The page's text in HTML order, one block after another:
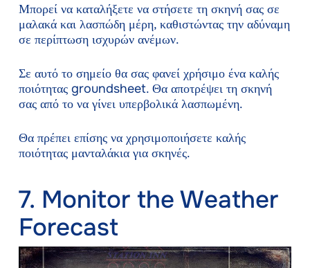
Μπορεί να καταλήξετε να στήσετε τη σκηνή σας σε
μαλακά και λασπώδη μέρη, καθιστώντας την αδύναμη
σε περίπτωση ισχυρών ανέμων.
Σε αυτό το σημείο θα σας φανεί χρήσιμο ένα καλής
ποιότητας groundsheet. Θα αποτρέψει τη σκηνή
σας από το να γίνει υπερβολικά λασπωμένη.
Θα πρέπει επίσης να χρησιμοποιήσετε καλής
ποιότητας μανταλάκια για σκηνές.
7. Monitor the Weather
Forecast